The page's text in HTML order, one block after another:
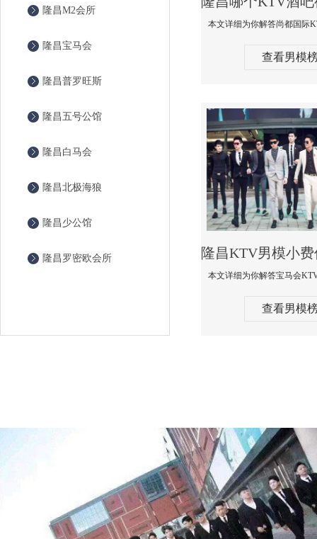
隆昌M2会所
隆昌宝马会
隆昌普罗旺斯
隆昌五号公馆
隆昌白马会
隆昌北极海狼
隆昌少公馆
隆昌罗密欧会所
查看男模
查看男模